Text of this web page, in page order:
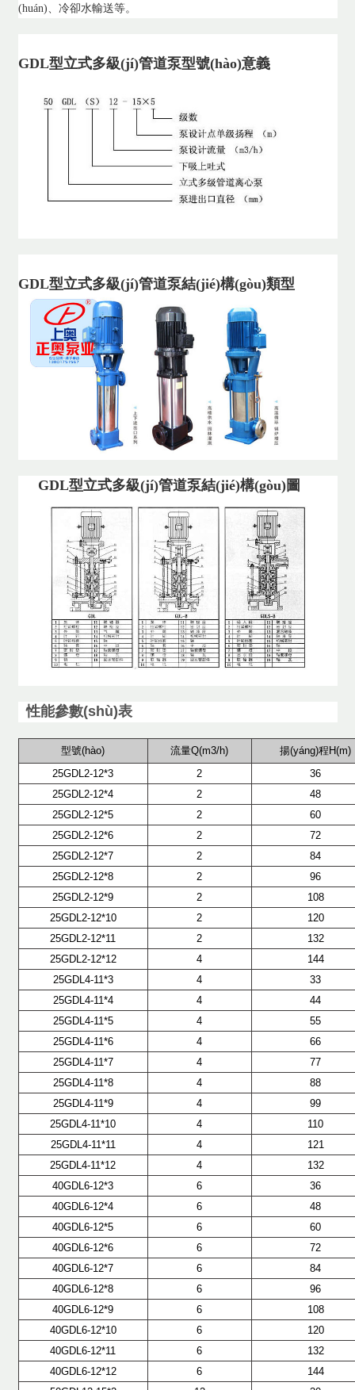
(huán)、冷卻水輸送等。
GDL型立式多級(jí)管道泵型號(hào)意義
GDL型立式多級(jí)管道泵結(jié)構(gòu)類型
GDL型立式多級(jí)管道泵結(jié)構(gòu)圖
性能參數(shù)表
型號(hào) 流量Q(m3/h)
揚(yáng)程H(m)
25GDL2-12*3
2
36
25GDL2-12*4
2
48
25GDL2-12*5
2
60
25GDL2-12*6
2
72
25GDL2-12*7
2
84
25GDL2-12*8
2
96
25GDL2-12*9
2
108
25GDL2-12*10
2
120
25GDL2-12*11
2
132
25GDL2-12*12
4
144
25GDL4-11*3
4
33
25GDL4-11*4
4
44
25GDL4-11*5
4
55
25GDL4-11*6
4
66
25GDL4-11*7
4
77
25GDL4-11*8
4
88
25GDL4-11*9
4
99
25GDL4-11*10
4
110
25GDL4-11*11
4
121
25GDL4-11*12
4
132
40GDL6-12*3
6
36
40GDL6-12*4
6
48
40GDL6-12*5
6
60
40GDL6-12*6
6
72
40GDL6-12*7
6
84
40GDL6-12*8
6
96
40GDL6-12*9
6
108
40GDL6-12*10
6
120
40GDL6-12*11
6
132
40GDL6-12*12
6
144